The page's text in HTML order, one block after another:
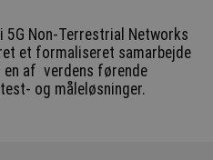
Non-Terrestrial Networks
et formaliseret samarbejde
en af verdens førende
og måleløsninger.